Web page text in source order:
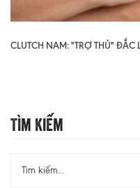
CLUTCH NAM: "TRỢ THỦ"
Tìm Kiếm